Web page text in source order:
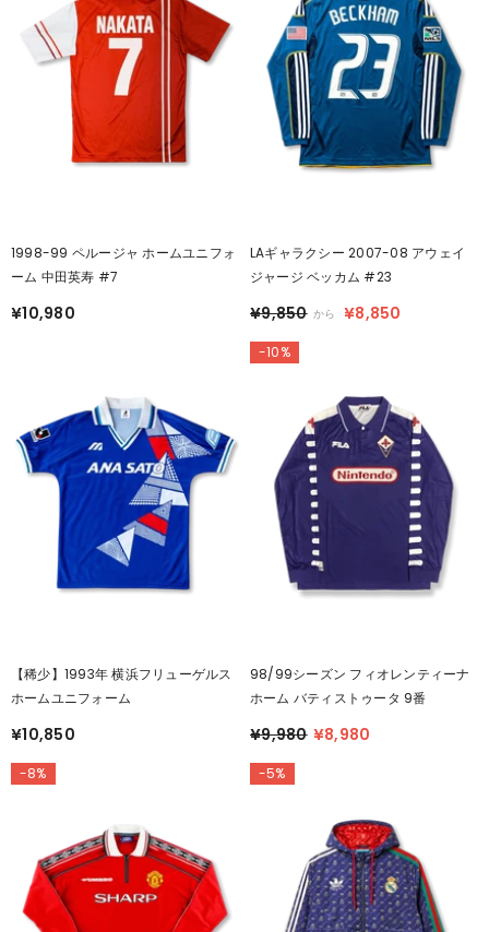
1998-99 ペルージャ ホームユニフォ
ーム 中田英寿 #7
¥10,980
LAギャラクシー 2007-08 アウェイ
ジャージ ベッカム #23
¥9,850 から ¥8,850
【稀少】1993年 横浜フリューゲルス
ホームユニフォーム
¥10,850
-10%
98/99シーズン フィオレンティーナ
ホーム バティストゥータ 9番
¥9,980 ¥8,980
-8% -5%